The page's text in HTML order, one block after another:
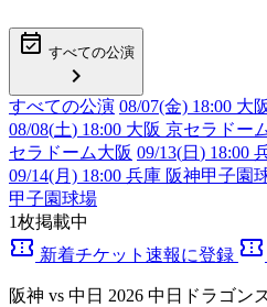
event_available すべての公演
chevron_right
すべての公演 08/07(金) 18:00 大
08/08(土) 18:00 大阪 京セラドー
セラドーム大阪 09/13(日 ) 18:00
09/14(月) 18:00 兵庫 阪神甲子園
甲子園球場
1枚掲載中
confirmation_number 新着チケット速報に登録 confirmation_number
阪神 vs 中日 2026 中日ドラゴン